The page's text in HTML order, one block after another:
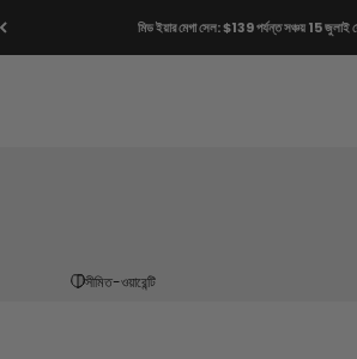
[শিপিং নীতি আপডেট করা হয়েছে] আন্তর্জাতিক
সীমিত-ওয়ারেন্টি